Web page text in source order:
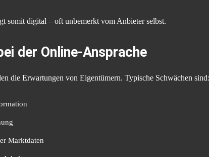
somit digital – oft unbemerkt vom Anbieter selbst.
der Online-Ansprache
die Erwartungen von Eigentümern. Typische Schwächen sind:
Marktdaten